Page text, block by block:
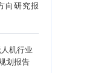
向研究报
机行业
划报告